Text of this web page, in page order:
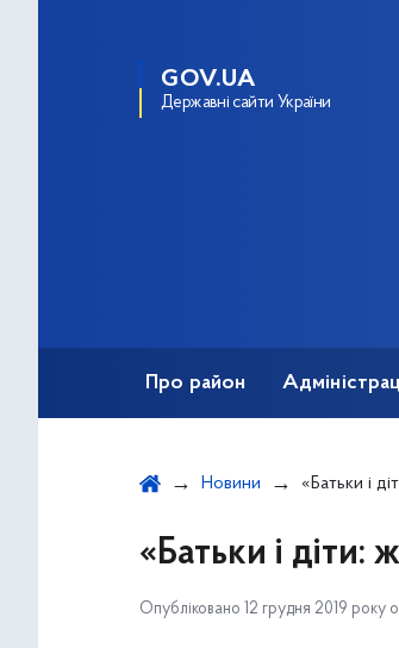
GOV.UA
Державні сайти України
Про район
Новини «Батьки і
«Батьки і діти:
Опубліковано 12 грудня 2019 року о